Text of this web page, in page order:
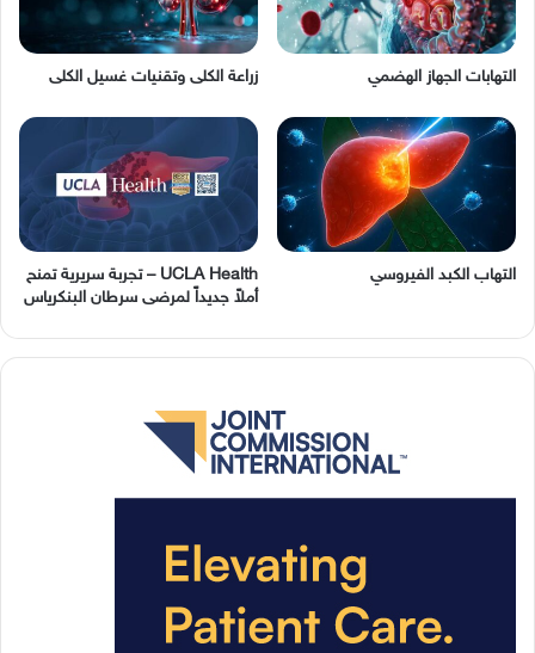
التهابات الجهاز الهضمي زراعة الكلى وتقنيات غسيل الكلى
التهاب الكبد الفيروسي
UCLA Health – تجربة سريرية تمنح
أملاً جديداً لمرضى سرطان البنكرياس